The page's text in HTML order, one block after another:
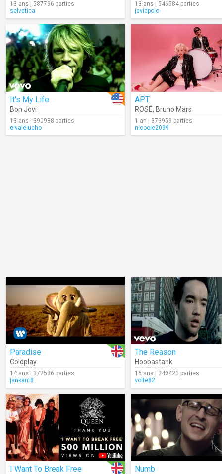
13 ans | 587796 parties
selvatica
13 ans | 546584 parties
javidpolo
It's My Life
Bon Jovi
13 ans | 390988 parties
elvalelucho
APT.
ROSÉ, Bruno Mars
1 an | 373959 parties
nicoole2099
Paradise
Coldplay
14 ans | 372536 parties
jankanr8
The Reason
Hoobastank
16 ans | 340420 parties
volte82
I Want To Break Free Numb